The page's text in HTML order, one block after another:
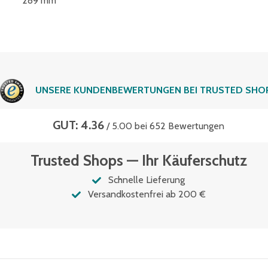
UNSERE KUNDENBEWERTUNGEN BEI TRUSTED
GUT: 4.36 / 5.00 bei 652 Bewertungen
Trusted Shops — Ihr Käuferschutz
Schnelle Lieferung
Versandkostenfrei ab 200 €